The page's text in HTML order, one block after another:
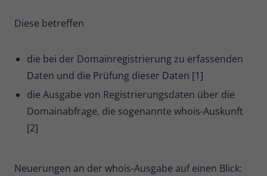
Diese betreffen
die bei der Domainregistrierung zu erfassenden
Daten und die Prüfung dieser Daten [1]
die Ausgabe von Registrierungsdaten über die
Domainabfrage, die sogenannte whois-Auskunft
[2]
Neuerungen an der whois-Ausgabe auf einen Blick:
Laufzeit 13 Monate
Wird verwendet, um einige Details über
den Benutzer zu speichern, wie z. B. die
eindeutige Besucher-ID.
Name _pk_ses
Laufzeit 30 Minuten